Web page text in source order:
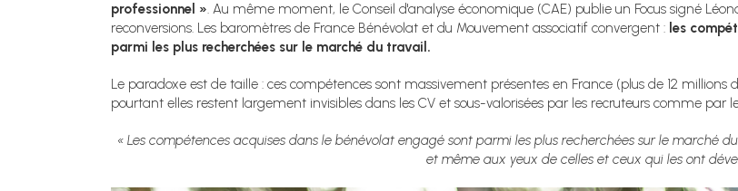
professionnel ». Au même moment, le Conseil d'analyse économique (CAE) publie un Focus signé
reconversions. Les baromètres de France Bénévolat et du Mouvement associatif convergent : les
parmi les plus recherchées sur le marché du travail.
Le paradoxe est de taille : ces compétences sont massivement présentes en France (plus de 12
pourtant elles restent largement invisibles dans les CV et sous-valorisées par les recruteurs comme par
« Les compétences acquises dans le bénévolat engagé sont parmi les plus recherchées sur le marché
et même aux yeux de celles et ceux qui les ont